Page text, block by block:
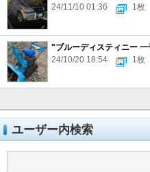
24/11/10 01:36
1枚
"ブルーディスティニー
24/10/20 18:54
1枚
ユーザー内検索